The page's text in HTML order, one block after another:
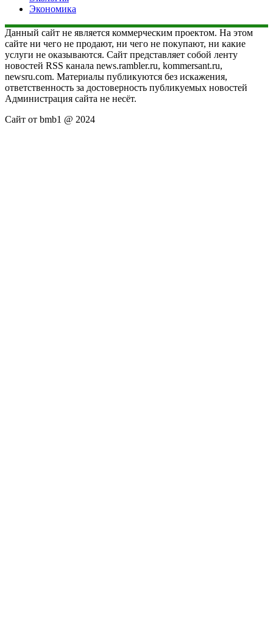
Экономика
Данный сайт не является коммерческим проектом. На этом
сайте ни чего не продают, ни чего не покупают, ни какие
услуги не оказываются. Сайт представляет собой ленту
новостей RSS канала news.rambler.ru, kommersant.ru,
newsru.com. Материалы публикуются без искажения,
ответственность за достоверность публикуемых новостей
Администрация сайта не несёт.
Сайт от bmb1 @ 2024